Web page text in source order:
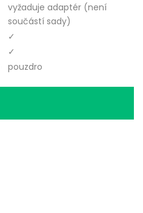
vyžaduje adaptér (není
součástí sady)
✓
✓
pouzdro